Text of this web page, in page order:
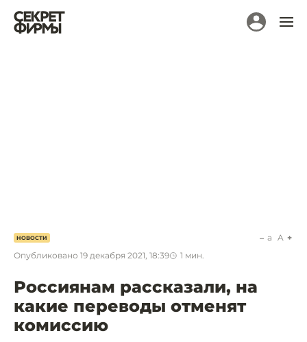
НОВОСТИ
Опубликовано 19 декабря 2021, 18:39 1 мин.
a A
Россиянам рассказали, на
какие переводы отменят
комиссию